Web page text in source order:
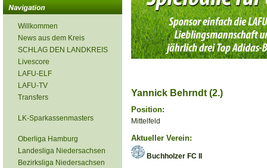
Willkommen
News aus dem Kreis
SCHLAG DEN LANDKREIS
Livescore
LAFU-ELF
LAFU-TV
Transfers
LK-Sparkassenmasters
Oberliga Hamburg
Landesliga Niedersachsen
Bezirksliga Niedersachsen
Yannick Behrndt (2.)
Position:
Mittelfeld
Aktueller Verein:
Buchholzer FC II